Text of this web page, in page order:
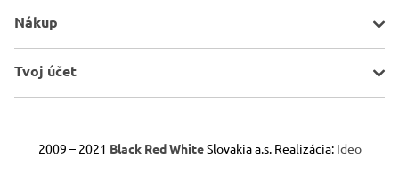
Kontakt
Nákup
Všeobecné informácie
Odstúpenie od zmluvy
Tvoj účet
Reklamácie
2009 – 2021 Black Red WhiteSlovakia a.s. Realizácia: Ideo